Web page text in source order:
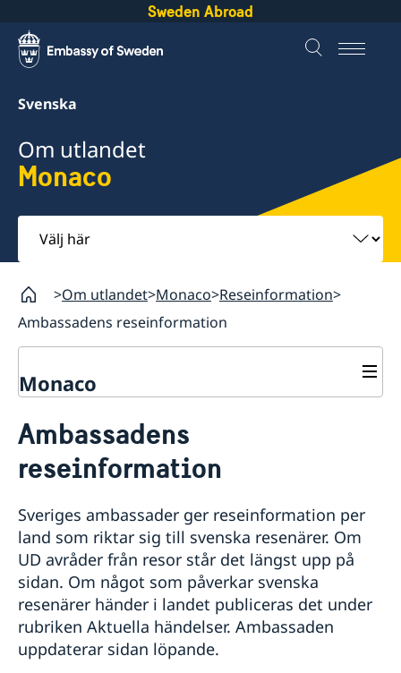
Sweden Abroad
Svenska
Om utlandet
Monaco
Välj
här
Om utlandet Monaco Reseinformation
Ambassadens reseinformation
Monaco
Hjälp till svenskar i Monaco
Rösta i Monaco
Ekonomiskt nödställd
Om du blir sjuk eller råkar ut för en olycka
Juridisk hjälp i utlandet
Dödsfall
Larmcentraler
Hemtransport
Pass utomlands
Förlust av pass
Förnyelse av pass för vuxna
Förnyelse av pass för barn under 18 år
Ansökan om pass för barn under 18 år
Provisoriskt pass
Nationellt id-kort
Samordningsnummer
Hjälp kring medborgarskap
Återfå svenskt medborgarskap
Om svenskt medborgarskap
Dubbelt medborgarskap
Ansökan om att behålla sitt svenska medborgarskap
Registrera nyfödd utomlands
Gifta sig utomlands
Legaliseringar
Reseinformation
Aktuella händelser
Allmänna säkerhetsläget
Terrorism
Naturförhållanden och katastrofer
In- och utresebestämmelser
Hälso- och sjukvård
Lokala lagar och sedvänjor
Kriminalitet och personlig säkerhet
Inför resan
Om olyckan är framme
Ambassadens
reseinformation
Sveriges ambassader ger reseinformation per
land som riktar sig till svenska resenärer. Om
UD avråder från resor står det längst upp på
sidan. Om något som påverkar svenska
resenärer händer i landet publiceras det under
rubriken Aktuella händelser. Ambassaden
uppdaterar sidan löpande.